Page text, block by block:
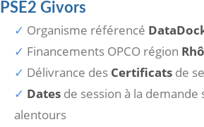
PSE2 Givors
Organisme référencé
Financements OPCO région
Délivrance des Certificats de
Dates de session à la demande
alentours